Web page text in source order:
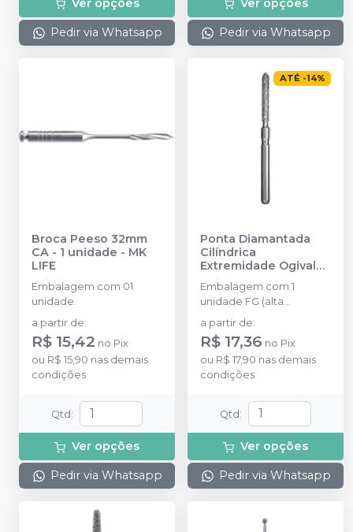
Ver opções
Pedir via Whatsapp
Ver opções
Pedir via Whatsapp
Broca Peeso 32mm
CA - 1 unidade - MK
LIFE
Embalagem com 01
unidade.
a partir de:
R$ 15,42 no Pix
ou R$ 15,90 nas demais
condições
Qtd :
Ver opções
Pedir via Whatsapp
ATÉ -14%
Ponta Diamantada
Cilíndrica
Extremidade Ogival
- KG SORENSEN
Embalagem com 1
unidade FG (alta
rotação).
a partir de:
R$ 17,36 no Pix
ou R$ 17,90 nas demais
condições
Qtd :
Ver opções
Pedir via Whatsapp